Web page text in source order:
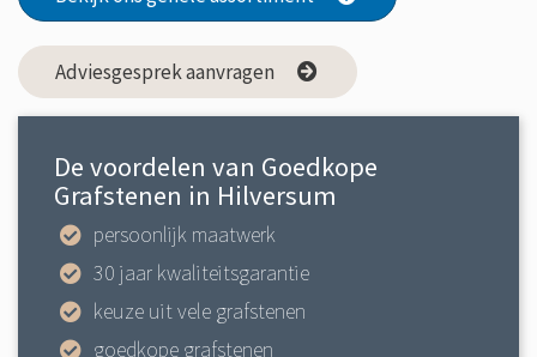
Adviesgesprek aanvragen
De voordelen van Goedkope
Grafstenen in Hilversum
persoonlijk maatwerk
30 jaar kwaliteitsgarantie
keuze uit vele grafstenen
goedkope grafstenen